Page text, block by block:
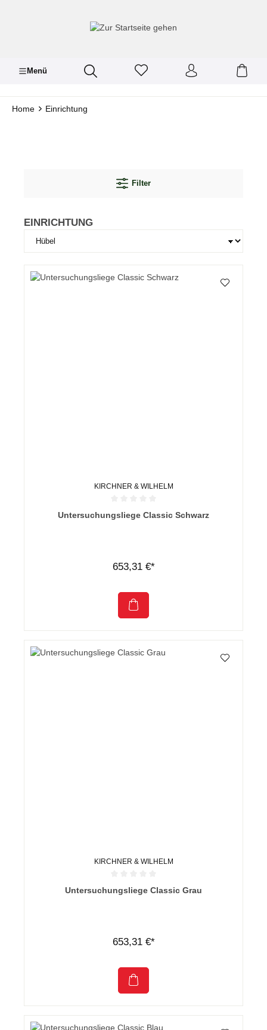
Menü
Home Einrichtung
Filter
EINRICHTUNG
KIRCHNER & WILHELM
Durchschnittliche Bewertung von 0 von 5 Sternen
Untersuchungsliege Classic Schwarz
653,31 €*
KIRCHNER & WILHELM
Durchschnittliche Bewertung von 0 von 5 Sternen
Untersuchungsliege Classic Grau
653,31 €*